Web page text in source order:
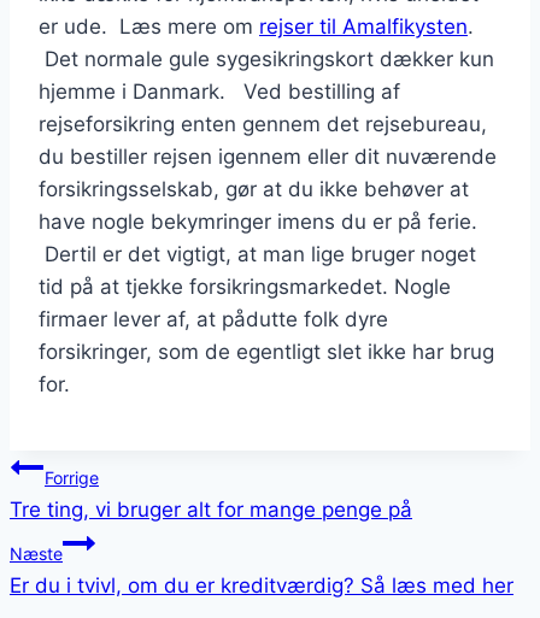
er ude. Læs mere om rejser til Amalfikysten.
Det normale gule sygesikringskort dækker kun
hjemme i Danmark. Ved bestilling af
rejseforsikring enten gennem det rejsebureau,
du bestiller rejsen igennem eller dit nuværende
forsikringsselskab, gør at du ikke behøver at
have nogle bekymringer imens du er på ferie.
Dertil er det vigtigt, at man lige bruger noget
tid på at tjekke forsikringsmarkedet. Nogle
firmaer lever af, at pådutte folk dyre
forsikringer, som de egentligt slet ikke har brug
for.
Indlægsnavigation
Forrige
Tre ting, vi bruger alt for mange penge på
Næste
Er du i tvivl, om du er kreditværdig? Så læs med her